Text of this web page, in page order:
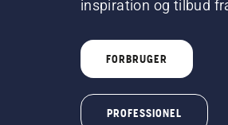
inspiration og tilbud
FORBRUGER
PROFESSIONEL